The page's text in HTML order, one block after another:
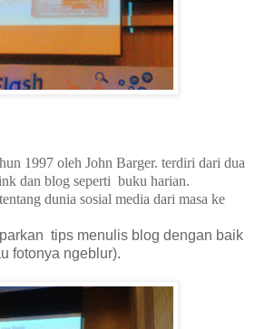
1997 oleh John Barger. terdiri dari dua
dan blog seperti buku harian.
dunia sosial media dari masa ke
tips menulis blog dengan baik
fotonya ngeblur).